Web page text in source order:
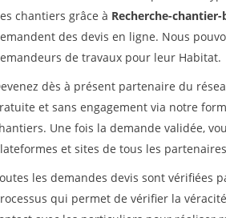
chantiers grâce à Recherche-
des devis en ligne. Nous
de travaux pour leur Habitat.
dès à présent partenaire du
et sans engagement via notre
Une fois la demande validée,
et sites de tous les
les demandes devis sont vérifiées
qui permet de vérifier la